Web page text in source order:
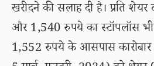
खरीदने की सलाह दी है। प्रति
और 1,540 रुपये का स्टॉपलॉस
1,552 रुपये के आसपास कारोबार